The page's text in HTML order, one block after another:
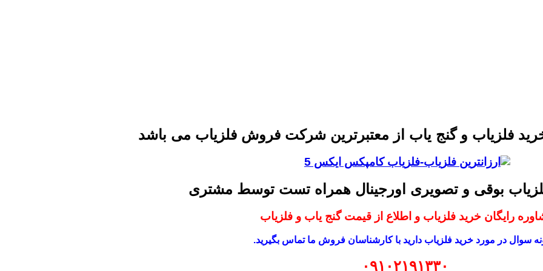
فلزیاب و گنج یاب از معتبرترین شرکت فروش فلزیاب می باشد
بوقی و تصویری اورجینال همراه تست توسط مشتری
رایگان خرید فلزیاب و اطلاع از قیمت گنج یاب و فلزیاب
سوال در مورد خرید فلزیاب دارید با کارشناسان فروش ما تماس بگیرید.
۰۹۱۰۲۱۹۱۳۳۰